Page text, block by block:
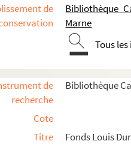
de
Bibliothèque
Marne
Tous
de
recherche
Bibliothèque
Cote
Titre
Fonds Louis